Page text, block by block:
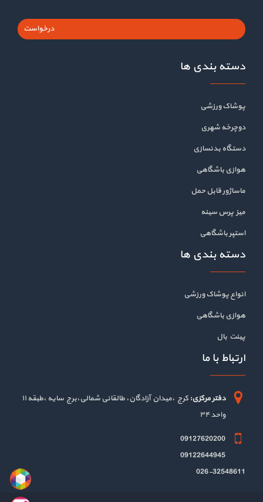
درخواست
دسته بندی ها
پوشاک ورزشی
دوچرخه شهری
دستگاه بدنسازی
هوازی باشگاهی
ماساژور قابل حمل
میز پرس سینه
استپر باشگاهی
دسته بندی ها
انواع پوشاک ورزشی
هوازی باشگاهی
پینت بال
ارتباط با ما
دفتر مرکزی:
کرج ،میدان آزادگان، طالقانی شمالی،برج سایه ،طبقه ۱۱
واحد ۳۴
09127620200
09122644945
026-32548611